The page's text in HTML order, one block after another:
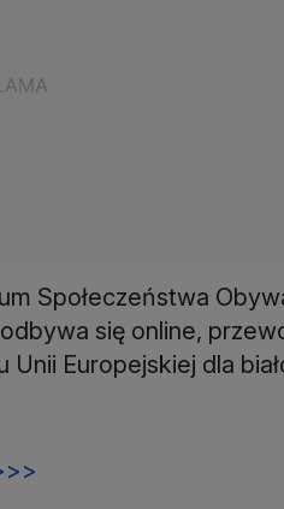
Społeczeństwa
się online,
Unii Europejskiej dla